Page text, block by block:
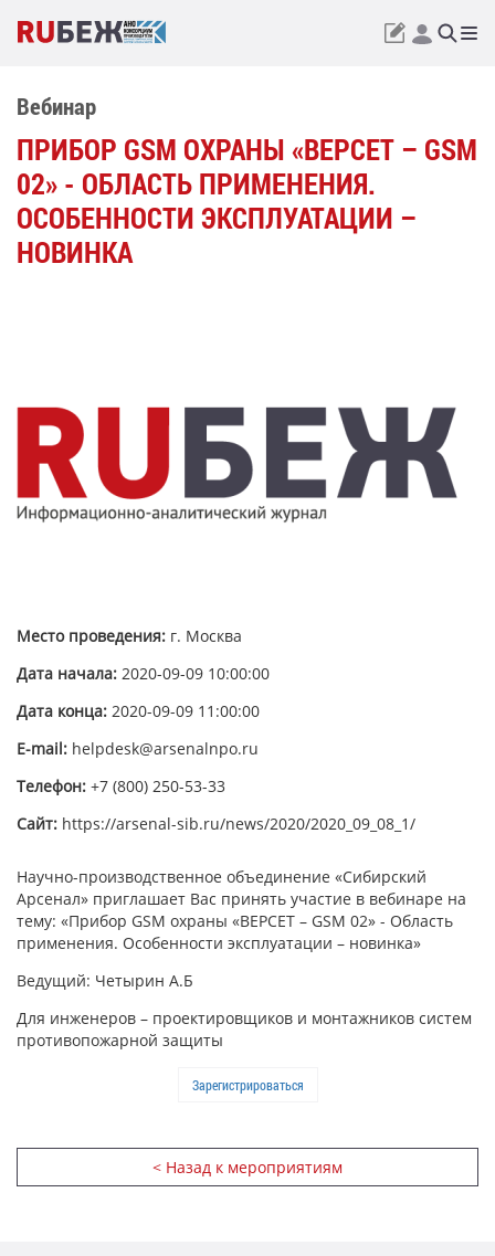
Вебинар
ПРИБОР GSM ОХРАНЫ «ВЕРСЕТ – GSM
02» - ОБЛАСТЬ ПРИМЕНЕНИЯ.
ОСОБЕННОСТИ ЭКСПЛУАТАЦИИ –
НОВИНКА
Место проведения: г. Москва
Дата начала: 2020-09-09 10:00:00
Дата конца: 2020-09-09 11:00:00
E-mail: helpdesk@arsenalnpo.ru
Телефон: +7 (800) 250-53-33
Сайт: https://arsenal-sib.ru/news/2020/2020_09_08_1/
Научно-производственное объединение «Сибирский
Арсенал» приглашает Вас принять участие в вебинаре на
тему: «Прибор GSM охраны «ВЕРСЕТ – GSM 02» - Область
применения. Особенности эксплуатации – новинка»
Ведущий: Четырин А.Б
Для инженеров – проектировщиков и монтажников систем
противопожарной защиты
Зарегистрироваться
< Назад к мероприятиям